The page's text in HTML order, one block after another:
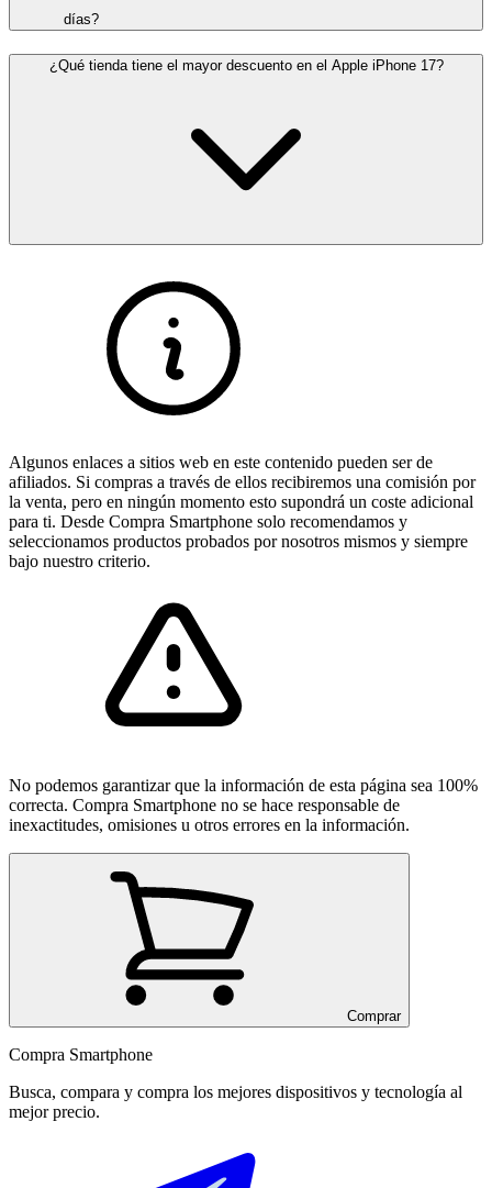
días?
¿Qué tienda tiene el mayor descuento en el Apple iPhone 17?
Algunos enlaces a sitios web en este contenido pueden ser de
afiliados. Si compras a través de ellos recibiremos una comisión por
la venta, pero en ningún momento esto supondrá un coste adicional
para ti. Desde Compra Smartphone solo recomendamos y
seleccionamos productos probados por nosotros mismos y siempre
bajo nuestro criterio.
No podemos garantizar que la información de esta página sea 100%
correcta. Compra Smartphone no se hace responsable de
inexactitudes, omisiones u otros errores en la información.
Comprar
Compra Smartphone
Busca, compara y compra los mejores dispositivos y tecnología al
mejor precio.